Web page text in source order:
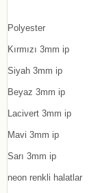
Polyester
Kırmızı 3mm ip
Siyah 3mm ip
Beyaz 3mm ip
Lacivert 3mm ip
Mavi 3mm ip
Sarı 3mm ip
neon renkli halatlar